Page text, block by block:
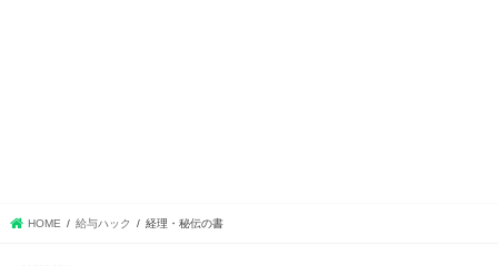
HOME 給与ハック 経理・秘伝の書